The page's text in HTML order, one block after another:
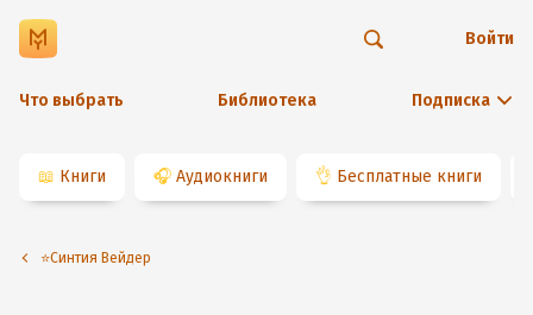
Что выбрать Библиотека Подписка
Войти
📖 Книги 🎧 Аудиокниги 👌 Бесплатные книги
⭐️Синтия Вейдер